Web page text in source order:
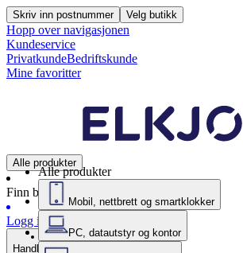
Skriv inn postnummer Velg butikk
Hopp over navigasjonen
Kundeservice
PrivatkundeBedriftskunde
Mine favoritter
Alle produkter
Finn butikk
Logg inn
Handlekurv
Alle produkter
Mobil, nettbrett og smartklokker
PC, datautstyr og kontor